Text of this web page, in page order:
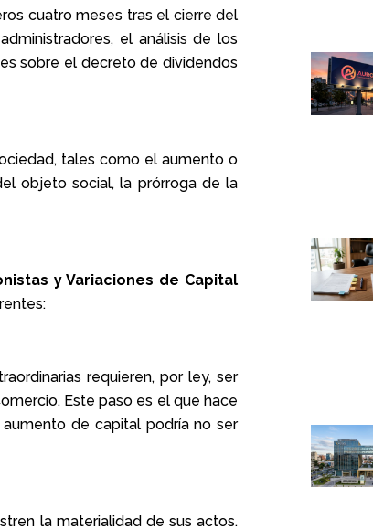
cuatro meses tras el cierre del
el análisis de los
sobre el decreto de dividendos
tales como el aumento o
objeto social, la prórroga de la
y Variaciones de Capital
requieren, por ley, ser
Este paso es el que hace
de capital podría no ser
la materialidad de sus actos.